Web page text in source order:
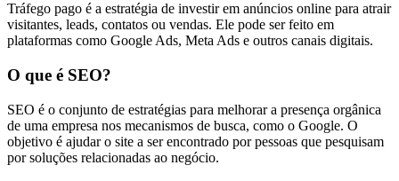
Tráfego pago é a estratégia de investir em anúncios online para atrair
visitantes, leads, contatos ou vendas. Ele pode ser feito em
plataformas como Google Ads, Meta Ads e outros canais digitais.
O que é SEO?
SEO é o conjunto de estratégias para melhorar a presença orgânica
de uma empresa nos mecanismos de busca, como o Google. O
objetivo é ajudar o site a ser encontrado por pessoas que pesquisam
por soluções relacionadas ao negócio.